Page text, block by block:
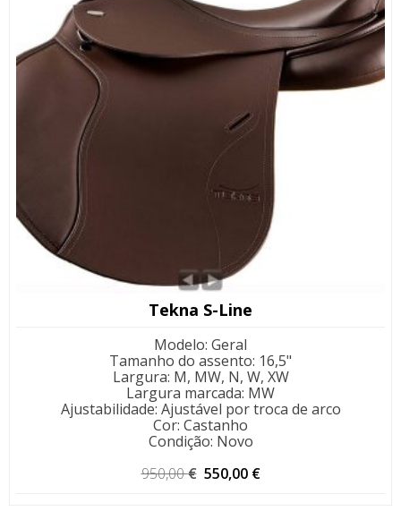
Tekna S-Line
Modelo: Geral
Tamanho do assento: 16,5"
Largura: M, MW, N, W, XW
Largura marcada: MW
Ajustabilidade: Ajustável por troca de arco
Cor: Castanho
Condição: Novo
950,00€ O
550,00 €